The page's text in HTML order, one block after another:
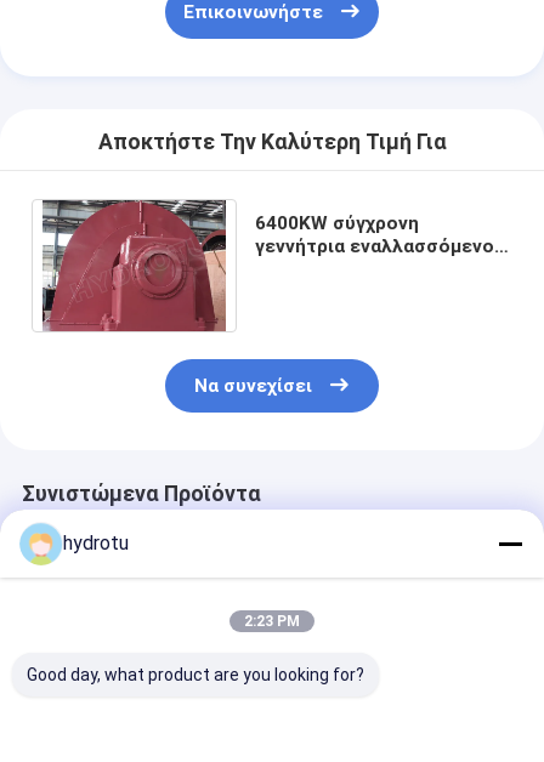
Επικοινωνήστε
Αποκτήστε Την Καλύτερη Τιμή Για
6400KW σύγχρονη
γεννήτρια εναλλασσόμενου
Να συνεχίσει
Συνιστώμενα Προϊόντα
hydrotu
2:23 PM
Good day, what product are you looking for?